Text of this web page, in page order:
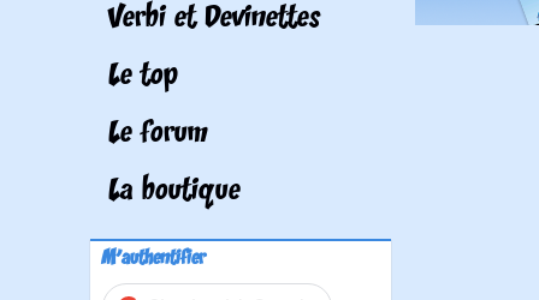
Verbi et Devinettes
Le top
Le forum
La boutique
M'authentifier